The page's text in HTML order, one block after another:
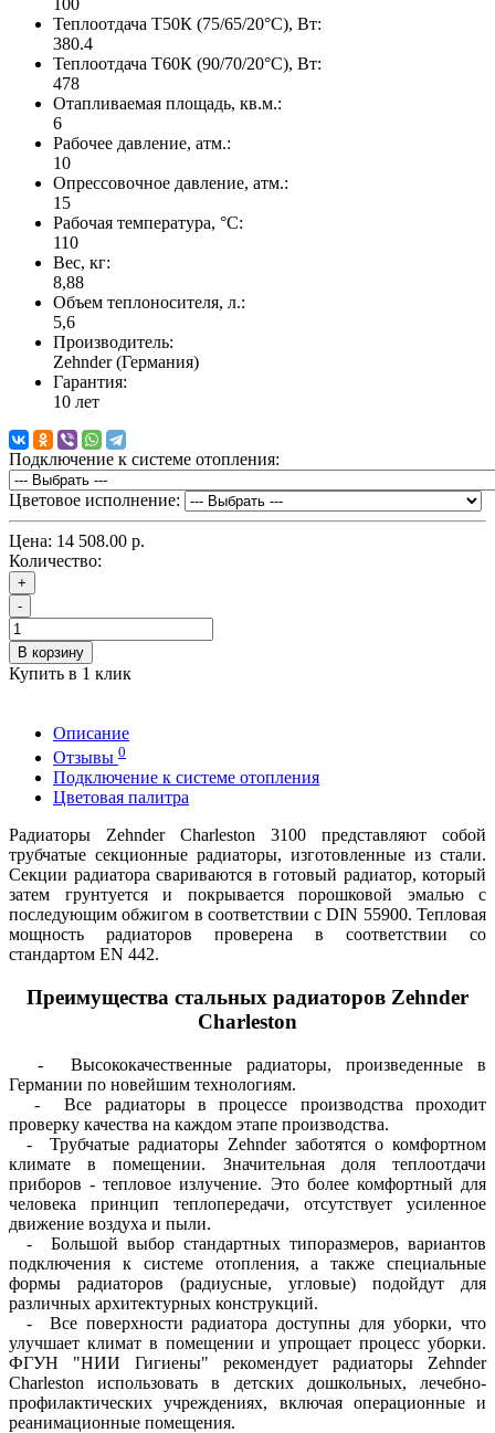
100
Теплоотдача Т50К (75/65/20°C), Вт:
380.4
Теплоотдача Т60К (90/70/20°C), Вт:
478
Отапливаемая площадь, кв.м.:
6
Рабочее давление, атм.:
10
Опрессовочное давление, атм.:
15
Рабочая температура, °C:
110
Вес, кг:
8,88
Объем теплоносителя, л.:
5,6
Производитель:
Zehnder (Германия)
Гарантия:
10 лет
Подключение к системе отопления:
Цветовое исполнение:
Цена: 14 508.00 р.
Количество:
+
-
В корзину
Купить в 1 клик
Описание
Отзывы 0
Подключение к системе отопления
Цветовая палитра
Радиаторы Zehnder Charleston 3100 представляют собой
трубчатые секционные радиаторы, изготовленные из стали.
Секции радиатора свариваются в готовый радиатор, который
затем грунтуется и покрывается порошковой эмалью с
последующим обжигом в соответствии с DIN 55900. Тепловая
мощность радиаторов проверена в соответствии со
стандартом EN 442.
Преимущества стальных радиаторов Zehnder
Charleston
- Высококачественные радиаторы, произведенные в
Германии по новейшим технологиям.
- Все радиаторы в процессе производства проходит
проверку качества на каждом этапе производства.
- Трубчатые радиаторы Zehnder заботятся о комфортном
климате в помещении. Значительная доля теплоотдачи
приборов - тепловое излучение. Это более комфортный для
человека принцип теплопередачи, отсутствует усиленное
движение воздуха и пыли.
- Большой выбор стандартных типоразмеров, вариантов
подключения к системе отопления, а также специальные
формы радиаторов (радиусные, угловые) подойдут для
различных архитектурных конструкций.
- Все поверхности радиатора доступны для уборки, что
улучшает климат в помещении и упрощает процесс уборки.
ФГУН "НИИ Гигиены" рекомендует радиаторы Zehnder
Charleston использовать в детских дошкольных, лечебно-
профилактических учреждениях, включая операционные и
реанимационные помещения.